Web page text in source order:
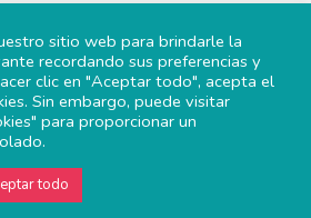
todos los derechos reservados.
sitio web para brindarle la
recordando sus preferencias y
clic en "Aceptar todo", acepta el
Sin embargo, puede visitar
para proporcionar un
todo